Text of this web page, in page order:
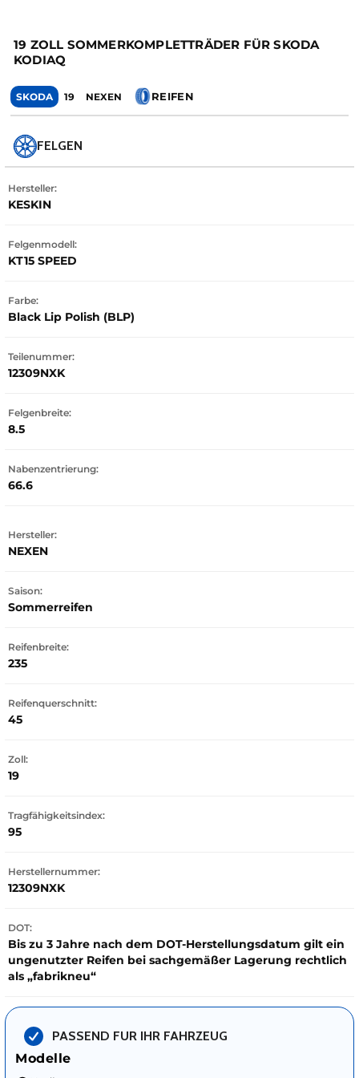
19 ZOLL SOMMERKOMPLETTRÄDER FÜR SKODA
KODIAQ
SKODA 19 NEXEN REIFEN
FELGEN
Hersteller:
KESKIN
Felgenmodell:
KT15 SPEED
Farbe:
Black Lip Polish (BLP)
Teilenummer:
12309NXK
Felgenbreite:
8.5
Nabenzentrierung:
66.6
Hersteller:
NEXEN
Saison:
Sommerreifen
Reifenbreite:
235
Reifenquerschnitt:
45
Zoll:
19
Tragfähigkeitsindex:
95
Herstellernummer:
12309NXK
DOT:
Bis zu 3 Jahre nach dem DOT-Herstellungsdatum gilt ein
ungenutzter Reifen bei sachgemäßer Lagerung rechtlich
als „fabrikneu“
PASSEND FUR IHR FAHRZEUG
Modelle